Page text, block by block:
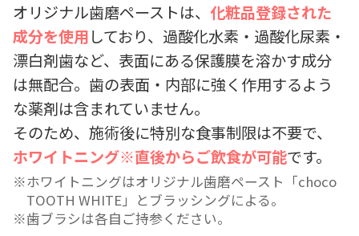
オリジナル歯磨ペーストは、 化粧品登録された
成分を使用しており、過酸化水素・過酸化尿素・
漂白剤歯など、表面にある保護膜を溶かす成分
は無配合。歯の表面・内部に強く作用するよう
な薬剤は含まれていません。
そのため、施術後に特別な食事制限は不要で、
ホワイトニング※直後からご飲食が可能です。
ホワイトニングはオリジナル歯磨ペースト「choco
TOOTH WHITE」とブラッシングによる。
歯ブラシは各自ご持参ください。